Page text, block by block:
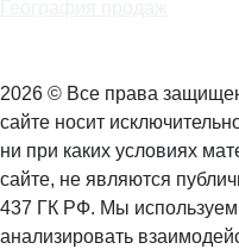
2026 © Все права
сайте носит
ни при каких условиях
сайте, не являются
437 ГК РФ. Мы
анализировать